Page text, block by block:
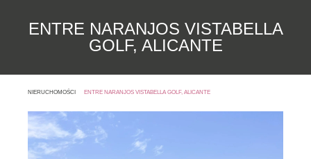
ENTRE NARANJOS VISTABELLA
GOLF, ALICANTE
NIERUCHOMOŚCI ENTRE NARANJOS VISTABELLA GOLF, ALICANTE